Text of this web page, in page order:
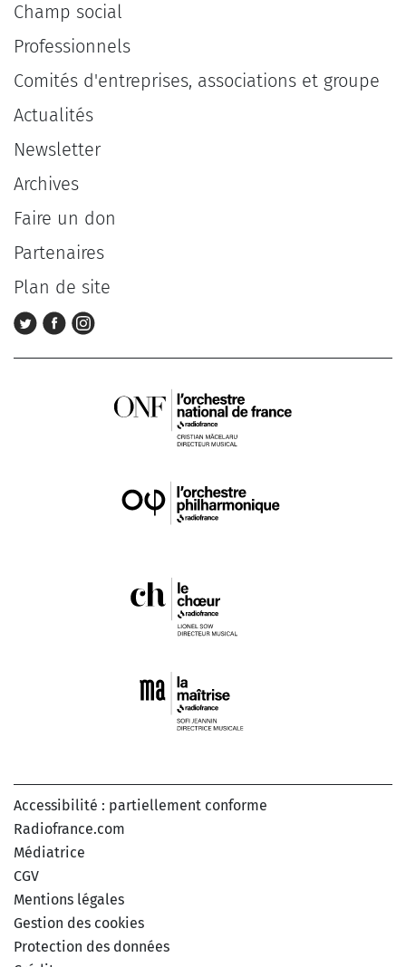
Champ social
Professionnels
Comités d'entreprises, associations et groupe
Actualités
Newsletter
Archives
Faire un don
Partenaires
Plan de site
Accessibilité : partiellement conforme
Radiofrance.com
Médiatrice
CGV
Mentions légales
Gestion des cookies
Protection des données